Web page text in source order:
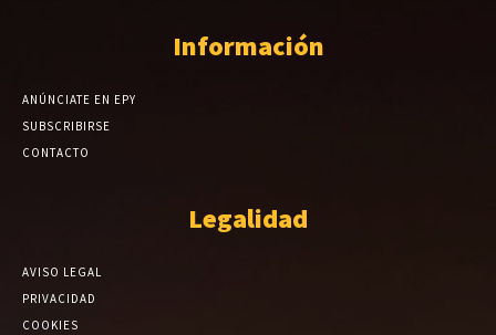
Información
ANÚNCIATE EN EPY
SUBSCRIBIRSE
CONTACTO
Legalidad
AVISO LEGAL
PRIVACIDAD
COOKIES